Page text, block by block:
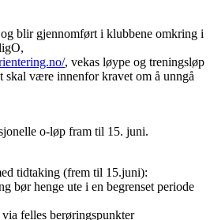
blir gjennomført i klubbene omkring i
, vekas løype og treningsløp
være innenfor kravet om å unngå
o-løp fram til 15. juni.
tidtaking (frem til 15.juni):
bør henge ute i en begrenset periode
felles berøringspunkter